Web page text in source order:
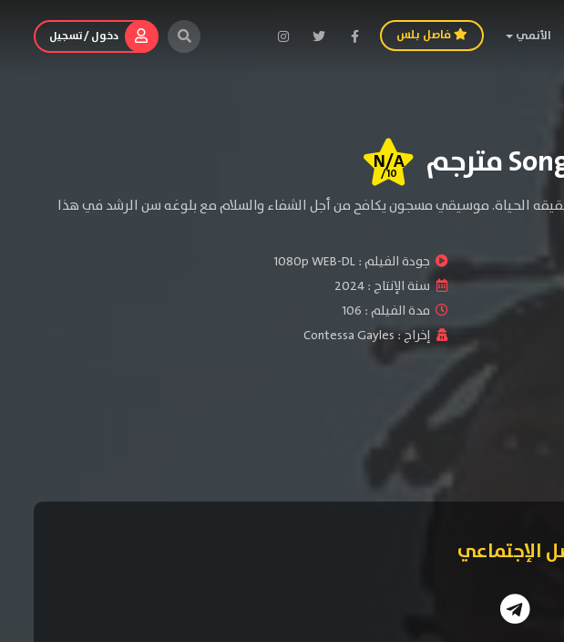
الأنمي فاصل بلس دخول / تسجيل
N/A
/10
الحياة. موسيقي مسجون يكافح من أجل الشفاء والسلام مع بلوغه سن الرشد في هذا
جودة الفيلم :1080p WEB-DL
سنة الإنتاج :2024
مدة الفيلم : 106
إخراج : Contessa Gayles
الإجتماعي